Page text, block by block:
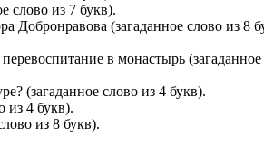
слово из 7 букв).
Добронравова (загаданное слово из 8
в монастырь (загаданное
(загаданное слово из 4 букв).
из 4 букв).
из 8 букв).